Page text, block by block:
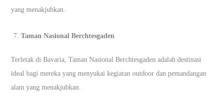
yang menakjubkan.
Taman Nasional Berchtesgaden
Terletak di Bavaria, Taman Nasional Berchtesgaden adalah destinasi
ideal bagi mereka yang menyukai kegiatan outdoor dan pemandangan
alam yang menakjubkan.